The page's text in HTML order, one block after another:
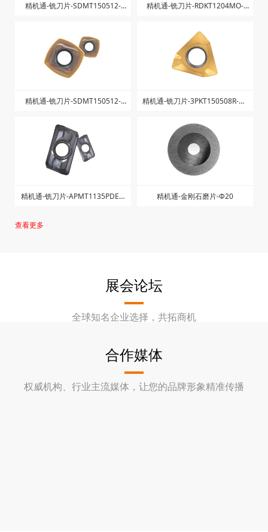
精机通-铣刀片-SDMT150512- 精机通-铣刀片-RDKT1204MO-
精机通-铣刀片-SDMT150512-
ZJW-ZK1225
精机通-铣刀片-3PKT150508R-M-
ZK1040
精机通-铣刀片-APMT1135PDER- 精机通-金刚石磨片-Φ20
查看更多
展会论坛
全球知名企业选择，共拓商机
合作媒体
权威机构、行业主流媒体，让您的品牌形象精准传播